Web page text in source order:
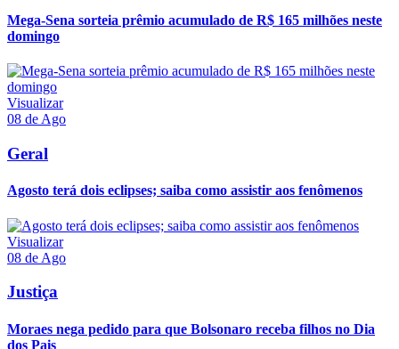
Mega-Sena sorteia prêmio acumulado de R$ 165 milhões neste
domingo
Visualizar
08 de Ago
Geral
Agosto terá dois eclipses; saiba como assistir aos fenômenos
Visualizar
08 de Ago
Justiça
Moraes nega pedido para que Bolsonaro receba filhos no Dia
dos Pais